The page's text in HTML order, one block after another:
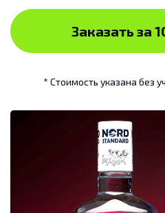
Заказать за
* Стоимость указана без